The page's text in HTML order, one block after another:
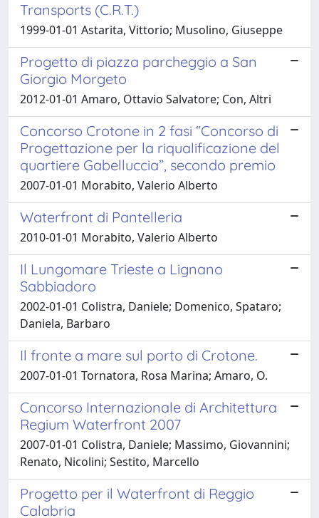
Transports (C.R.T.)
1999-01-01 Astarita, Vittorio; Musolino, Giuseppe
Progetto di piazza parcheggio a San
Giorgio Morgeto
2012-01-01 Amaro, Ottavio Salvatore; Con, Altri
Concorso Crotone in 2 fasi “Concorso di
Progettazione per la riqualificazione del
quartiere Gabelluccia”, secondo premio
2007-01-01 Morabito, Valerio Alberto
Waterfront di Pantelleria
2010-01-01 Morabito, Valerio Alberto
Il Lungomare Trieste a Lignano
Sabbiadoro
2002-01-01 Colistra, Daniele; Domenico, Spataro;
Daniela, Barbaro
Il fronte a mare sul porto di Crotone.
2007-01-01 Tornatora, Rosa Marina; Amaro, O.
Concorso Internazionale di Architettura
Regium Waterfront 2007
2007-01-01 Colistra, Daniele; Massimo, Giovannini;
Renato, Nicolini; Sestito, Marcello
Progetto per il Waterfront di Reggio
Calabria